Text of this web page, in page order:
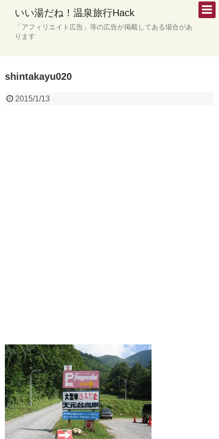
いい湯だね！温泉旅行Hack
「アフィリエイト広告」等の広告が掲載してある場合があ
ります
shintakayu020
2015/1/13